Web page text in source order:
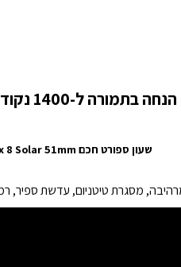
שעון ספורט חכם tactix 8 Solar 51mm